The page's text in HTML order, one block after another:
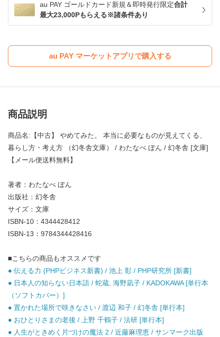
au PAY ゴールドカード新規＆即時発行限定合計
最大23,000Pもらえる※諸条件あり
au PAY マーケットアプリで購入する
商品説明
商品名:【中古】 やめてみた。 本当に必要なものが見えてくる、
暮らし方・考え方 （幻冬舎文庫） / わたなべ ぽん / 幻冬舎 [文庫]
【メール便送料無料】
著者：わたなべ ぽん
出版社：幻冬舎
サイズ：文庫
ISBN-10：4344428412
ISBN-13：9784344428416
■こちらの商品もオススメです
● 伝える力 (PHPビジネス新書) / 池上 彰 / PHP研究所 [新書]
● 日本人の知らない日本語 / 蛇蔵, 海野凪子 / KADOKAWA [単行本
（ソフトカバー）]
● 置かれた場所で咲きなさい / 渡辺 和子 / 幻冬舎 [単行本]
● おひとりさまの老後 / 上野 千鶴子 / 法研 [単行本]
● 人生がときめく片づけの魔法 2 / 近藤麻理恵 / サンマーク出版